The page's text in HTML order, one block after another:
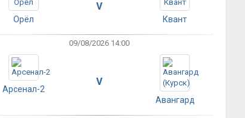
Орёл
V
Квант
09/08/2026 14:00
Арсенал-2
V
Авангард